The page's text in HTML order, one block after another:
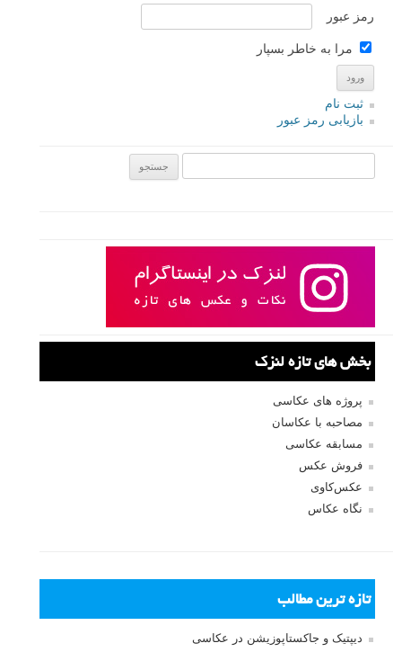
رمز عبور
مرا به خاطر بسپار
ثبت نام
بازیابی رمز عبور
بخش های تازه لنزک
پروژه های عکاسی
مصاحبه با عکاسان
مسابقه عکاسی
فروش عکس
عکس‌کاوی
نگاه عکاس
تازه ترین مطالب
دیپتیک و جاکستا‌پوزیشن در عکاسی